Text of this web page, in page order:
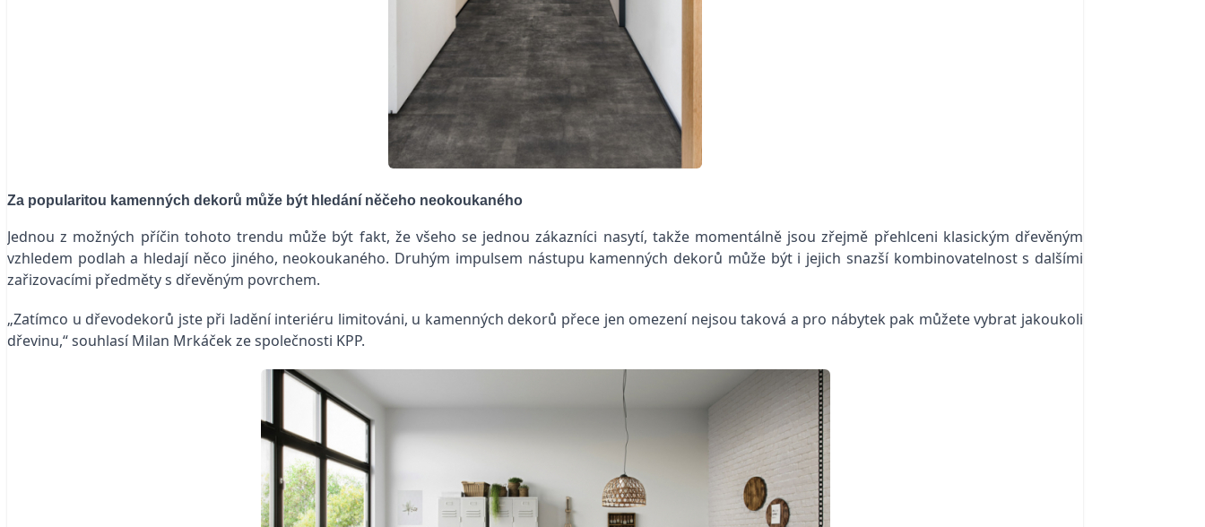
Za popularitou kamenných dekorů může být hledání něčeho neokoukaného
Jednou z možných příčin tohoto trendu může být fakt, že všeho se jednou zákazníci nasytí, takže momentálně jsou zřejmě přehlceni klasickým dřevěným
vzhledem podlah a hledají něco jiného, neokoukaného. Druhým impulsem nástupu kamenných dekorů může být i jejich snazší kombinovatelnost s dalšími
zařizovacími předměty s dřevěným povrchem.
„Zatímco u dřevodekorů jste při ladění interiéru limitováni, u kamenných dekorů přece jen omezení nejsou taková a pro nábytek pak můžete vybrat jakoukoli
dřevinu,“ souhlasí Milan Mrkáček ze společnosti KPP.